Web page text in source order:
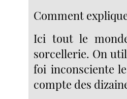
Comment
Ici tout le
sorcellerie. On
foi inconsciente
compte des